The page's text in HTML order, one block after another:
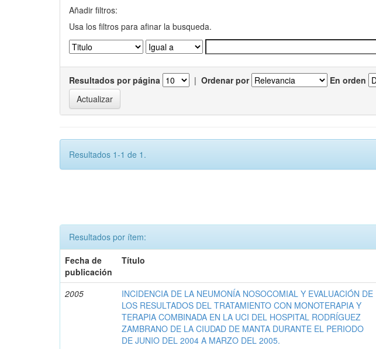
Añadir filtros:
Usa los filtros para afinar la busqueda.
Resultados por página | Ordenar por En orden
Resultados 1-1 de 1.
Resultados por ítem:
Fecha de
publicación
Título
2005
INCIDENCIA DE LA NEUMONÍA NOSOCOMIAL Y EVALUACIÓN DE
LOS RESULTADOS DEL TRATAMIENTO CON MONOTERAPIA Y
TERAPIA COMBINADA EN LA UCI DEL HOSPITAL RODRÍGUEZ
ZAMBRANO DE LA CIUDAD DE MANTA DURANTE EL PERIODO
DE JUNIO DEL 2004 A MARZO DEL 2005.